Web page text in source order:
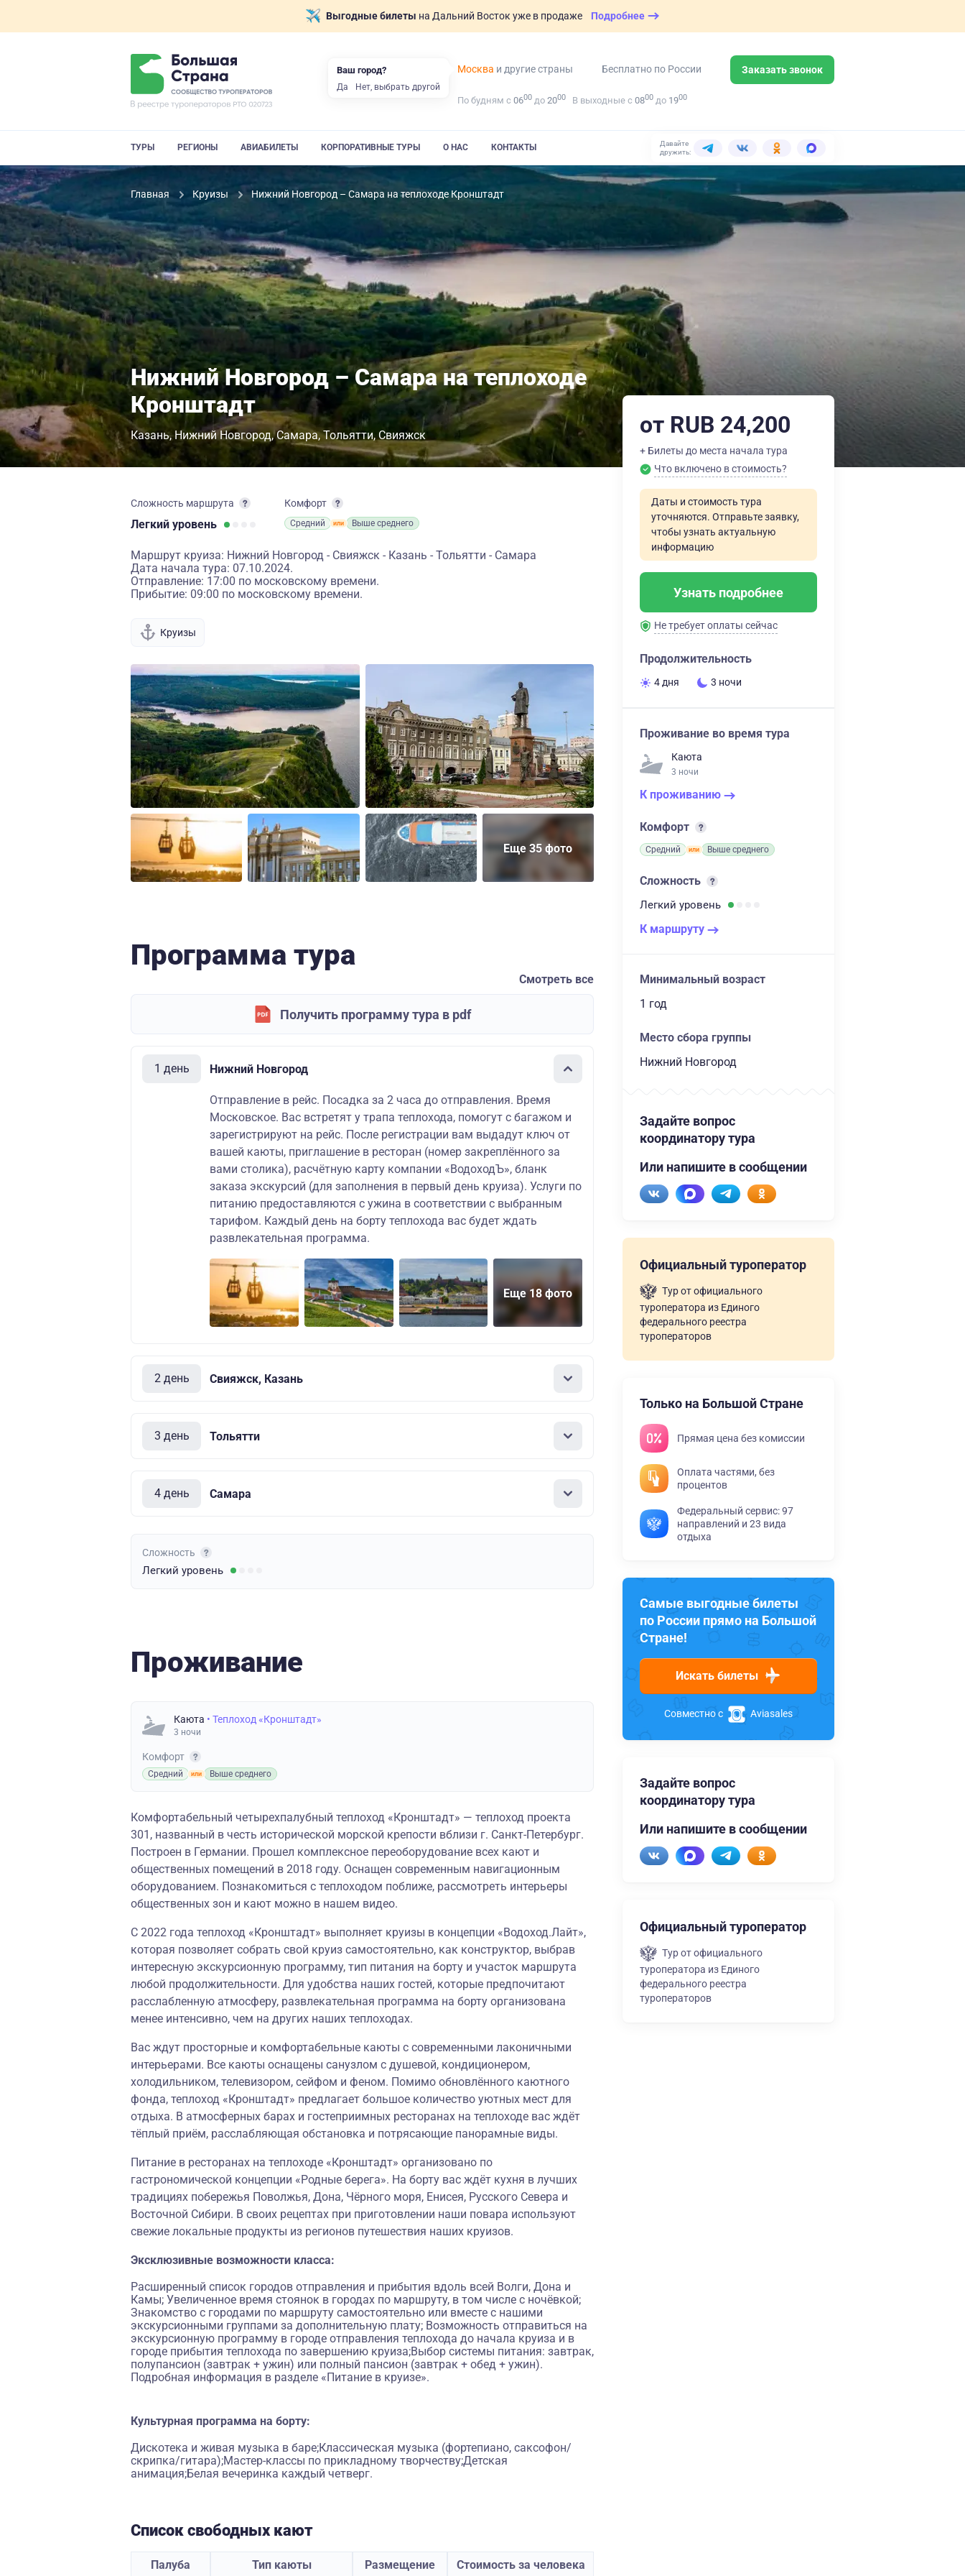
Выгодные билеты на Дальний Восток уже в продаже Подробнее
Москва и другие страны Бесплатно по России Заказать звонок
По будням с 0600 до 2000 В выходные с 0800 до 1900
ТУРЫ РЕГИОНЫ АВИАБИЛЕТЫ КОРПОРАТИВНЫЕ ТУРЫ О НАС КОНТАКТЫ
Давайте
дружить:
Главная Круизы Нижний Новгород – Самара на теплоходе Кронштадт
Нижний Новгород – Самара на теплоходе
Кронштадт
Казань Нижний Новгород Самара Тольятти Свияжск
Сложность маршрута
Легкий уровень
Комфорт
Средний Выше среднего
Маршрут круиза: Нижний Новгород - Свияжск - Казань - Тольятти - Самара
Дата начала тура: 07.10.2024.
Отправление: 17:00 по московскому времени.
Прибытие: 09:00 по московскому времени.
Круизы
Еще 35 фото
Программа тура
Смотреть все
Получить программу тура в pdf
1 день Нижний Новгород
Отправление в рейс. Посадка за 2 часа до отправления. Время
Московское. Вас встретят у трапа теплохода, помогут с багажом и
зарегистрируют на рейс. После регистрации вам выдадут ключ от
вашей каюты, приглашение в ресторан (номер закреплённого за
вами столика), расчётную карту компании «ВодоходЪ», бланк
заказа экскурсий (для заполнения в первый день круиза). Услуги по
питанию предоставляются с ужина в соответствии с выбранным
тарифом. Каждый день на борту теплохода вас будет ждать
развлекательная программа.
Еще 18 фото
2 день Свияжск, Казань
3 день Тольятти
4 день Самара
Сложность
Легкий уровень
Проживание
Каюта • Теплоход «Кронштадт»
3 ночи
Комфорт
Средний Выше среднего
Комфортабельный четырехпалубный теплоход «Кронштадт» — теплоход проекта
301, названный в честь исторической морской крепости вблизи г. Санкт-Петербург.
Построен в Германии. Прошел комплексное переоборудование всех кают и
общественных помещений в 2018 году. Оснащен современным навигационным
оборудованием. Познакомиться с теплоходом поближе, рассмотреть интерьеры
общественных зон и кают можно в нашем видео.
С 2022 года теплоход «Кронштадт» выполняет круизы в концепции «Водоход.Лайт»,
которая позволяет собрать свой круиз самостоятельно, как конструктор, выбрав
интересную экскурсионную программу, тип питания на борту и участок маршрута
любой продолжительности. Для удобства наших гостей, которые предпочитают
расслабленную атмосферу, развлекательная программа на борту организована
менее интенсивно, чем на других наших теплоходах.
Вас ждут просторные и комфортабельные каюты с современными лаконичными
интерьерами. Все каюты оснащены санузлом с душевой, кондиционером,
холодильником, телевизором, сейфом и феном. Помимо обновлённого каютного
фонда, теплоход «Кронштадт» предлагает большое количество уютных мест для
отдыха. В атмосферных барах и гостеприимных ресторанах на теплоходе вас ждёт
тёплый приём, расслабляющая обстановка и потрясающие панорамные виды.
Питание в ресторанах на теплоходе «Кронштадт» организовано по
гастрономической концепции «Родные берега». На борту вас ждёт кухня в лучших
традициях побережья Поволжья, Дона, Чёрного моря, Енисея, Русского Севера и
Восточной Сибири. В своих рецептах при приготовлении наши повара используют
свежие локальные продукты из регионов путешествия наших круизов.
Эксклюзивные возможности класса:
Расширенный список городов отправления и прибытия вдоль всей Волги, Дона и
Камы; Увеличенное время стоянок в городах по маршруту, в том числе с ночёвкой;
Знакомство с городами по маршруту самостоятельно или вместе с нашими
экскурсионными группами за дополнительную плату; Возможность отправиться на
экскурсионную программу в городе отправления теплохода до начала круиза и в
городе прибытия теплохода по завершению круиза;Выбор системы питания: завтрак,
полупансион (завтрак + ужин) или полный пансион (завтрак + обед + ужин).
Подробная информация в разделе «Питание в круизе».
Культурная программа на борту:
Дискотека и живая музыка в баре;Классическая музыка (фортепиано, саксофон/
скрипка/гитара);Мастер-классы по прикладному творчеству;Детская
анимация;Белая вечеринка каждый четверг.
Список свободных кают
Палуба Тип каюты Размещение Стоимость за человека
от RUB 24,200
+ Билеты до места начала тура
Что включено в стоимость?
Даты и стоимость тура
уточняются. Отправьте заявку,
чтобы узнать актуальную
информацию
Узнать подробнее
Не требует оплаты сейчас
Продолжительность
4 дня 3 ночи
Проживание во время тура
Каюта
3 ночи
К проживанию
Комфорт
Средний Выше среднего
Сложность
Легкий уровень
К маршруту
Минимальный возраст
1 год
Место сбора группы
Нижний Новгород
Задайте вопрос
координатору тура
Или напишите в сообщении
Официальный туроператор
Тур от официального
туроператора из Единого
федерального реестра
туроператоров
Только на Большой Стране
Прямая цена без комиссии
Оплата частями, без
процентов
Федеральный сервис: 97
направлений и 23 вида
отдыха
Самые выгодные билеты
по России прямо на Большой
Стране!
Искать билеты
Совместно с Aviasales
Задайте вопрос
координатору тура
Или напишите в сообщении
Официальный туроператор
Тур от официального
туроператора из Единого
федерального реестра
туроператоров
Ваш город?
Да Нет, выбрать другой